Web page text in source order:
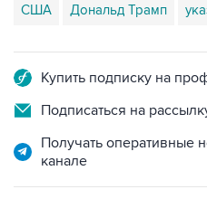
США Дональд Трамп
Купить подписку на
Подписаться на
Получать оперативные
канале